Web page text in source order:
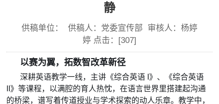
静
供稿单位： 供稿人：党委宣传部 审核人：杨婷
婷 点击：[307]
以赛为翼，拓数智改革新径
深耕英语教学一线，主讲《综合英语 I》、《综合英语
II》等课程，以满腔的育人热忱，在语言世界里搭建起沟通
的桥梁，谱写着传道授业与学术探索的动人乐章。教学中，